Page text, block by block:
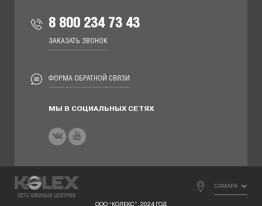
8 800 234 73 43
ЗАКАЗАТЬ ЗВОНОК
ФОРМА ОБРАТНОЙ СВЯЗИ
МЫ В СОЦИАЛЬНЫХ СЕТЯХ
САМАРА
ООО “КОЛЕКС”, 2024 ГОД